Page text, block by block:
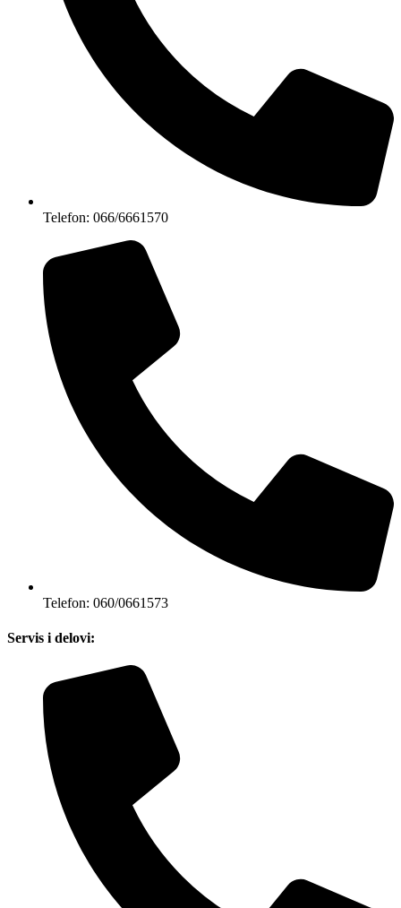
Telefon: 066/6661570
Telefon: 060/0661573
Servis i delovi: